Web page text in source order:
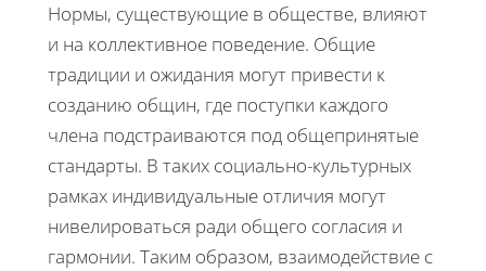
Нормы, существующие в обществе, влияют
и на коллективное поведение. Общие
традиции и ожидания могут привести к
созданию общин, где поступки каждого
члена подстраиваются под общепринятые
стандарты. В таких социально-культурных
рамках индивидуальные отличия могут
нивелироваться ради общего согласия и
гармонии. Таким образом, взаимодействие с